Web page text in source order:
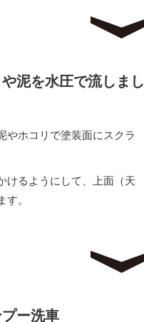
泥を水圧で流しまし
やホコリで塗装面にスクラ
けるようにして、上面（天
。
ー洗車